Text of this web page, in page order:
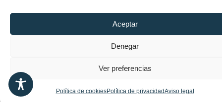
Aceptar
Denegar
Ver preferencias
Política de cookiesPolítica de privacidadAviso legal